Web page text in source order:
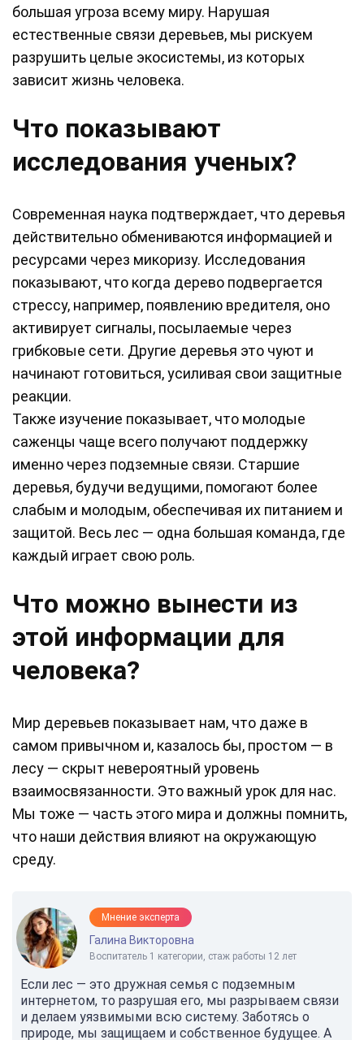
большая угроза всему миру. Нарушая
естественные связи деревьев, мы рискуем
разрушить целые экосистемы, из которых
зависит жизнь человека.
Что показывают
исследования ученых?
Современная наука подтверждает, что деревья
действительно обмениваются информацией и
ресурсами через микоризу. Исследования
показывают, что когда дерево подвергается
стрессу, например, появлению вредителя, оно
активирует сигналы, посылаемые через
грибковые сети. Другие деревья это чуют и
начинают готовиться, усиливая свои защитные
реакции.
Также изучение показывает, что молодые
саженцы чаще всего получают поддержку
именно через подземные связи. Старшие
деревья, будучи ведущими, помогают более
слабым и молодым, обеспечивая их питанием и
защитой. Весь лес — одна большая команда, где
каждый играет свою роль.
Что можно вынести из
этой информации для
человека?
Мир деревьев показывает нам, что даже в
самом привычном и, казалось бы, простом — в
лесу — скрыт невероятный уровень
взаимосвязанности. Это важный урок для нас.
Мы тоже — часть этого мира и должны помнить,
что наши действия влияют на окружающую
среду.
Мнение эксперта
Галина Викторовна
Воспитатель 1 категории, стаж работы 12 лет
Если лес — это дружная семья с подземным
интернетом, то разрушая его, мы разрываем связи
и делаем уязвимыми всю систему. Заботясь о
природе, мы защищаем и собственное будущее. А